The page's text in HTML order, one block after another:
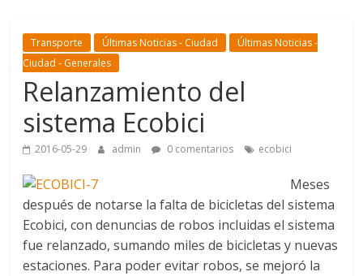
Transporte Últimas Noticias - Ciudad
Últimas Noticias -
Ciudad - Generales
Relanzamiento del
sistema Ecobici
2016-05-29 admin 0 comentarios ecobici
Meses
después de notarse la falta de bicicletas del sistema
Ecobici, con denuncias de robos incluidas el sistema
fue relanzado, sumando miles de bicicletas y nuevas
estaciones. Para poder evitar robos, se mejoró la